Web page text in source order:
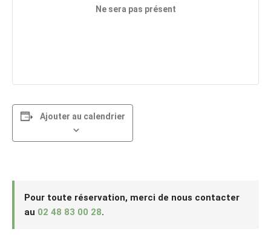
Ne sera pas présent
Ajouter au calendrier
Pour toute réservation, merci de nous contacter
au 02 48 83 00 28.